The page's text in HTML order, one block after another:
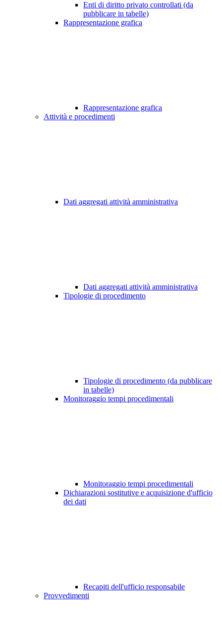
Enti di diritto privato controllati (da
pubblicare in tabelle)
Rappresentazione grafica
Rappresentazione grafica
Attività e procedimenti
Dati aggregati attività amministrativa
Dati aggregati attività amministrativa
Tipologie di procedimento
Tipologie di procedimento (da pubblicare
in tabelle)
Monitoraggio tempi procedimentali
Monitoraggio tempi procedimentali
Dichiarazioni sostitutive e acquisizione d'ufficio
dei dati
Recapiti dell'ufficio responsabile
Provvedimenti